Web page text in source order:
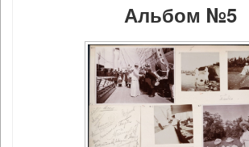
Альбом №5